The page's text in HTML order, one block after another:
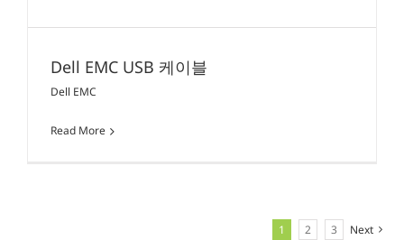
Dell EMC USB 케이블
Dell EMC
Read More
1 2 3 Next